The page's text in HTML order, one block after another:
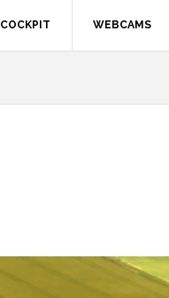
COCKPIT WEBCAMS